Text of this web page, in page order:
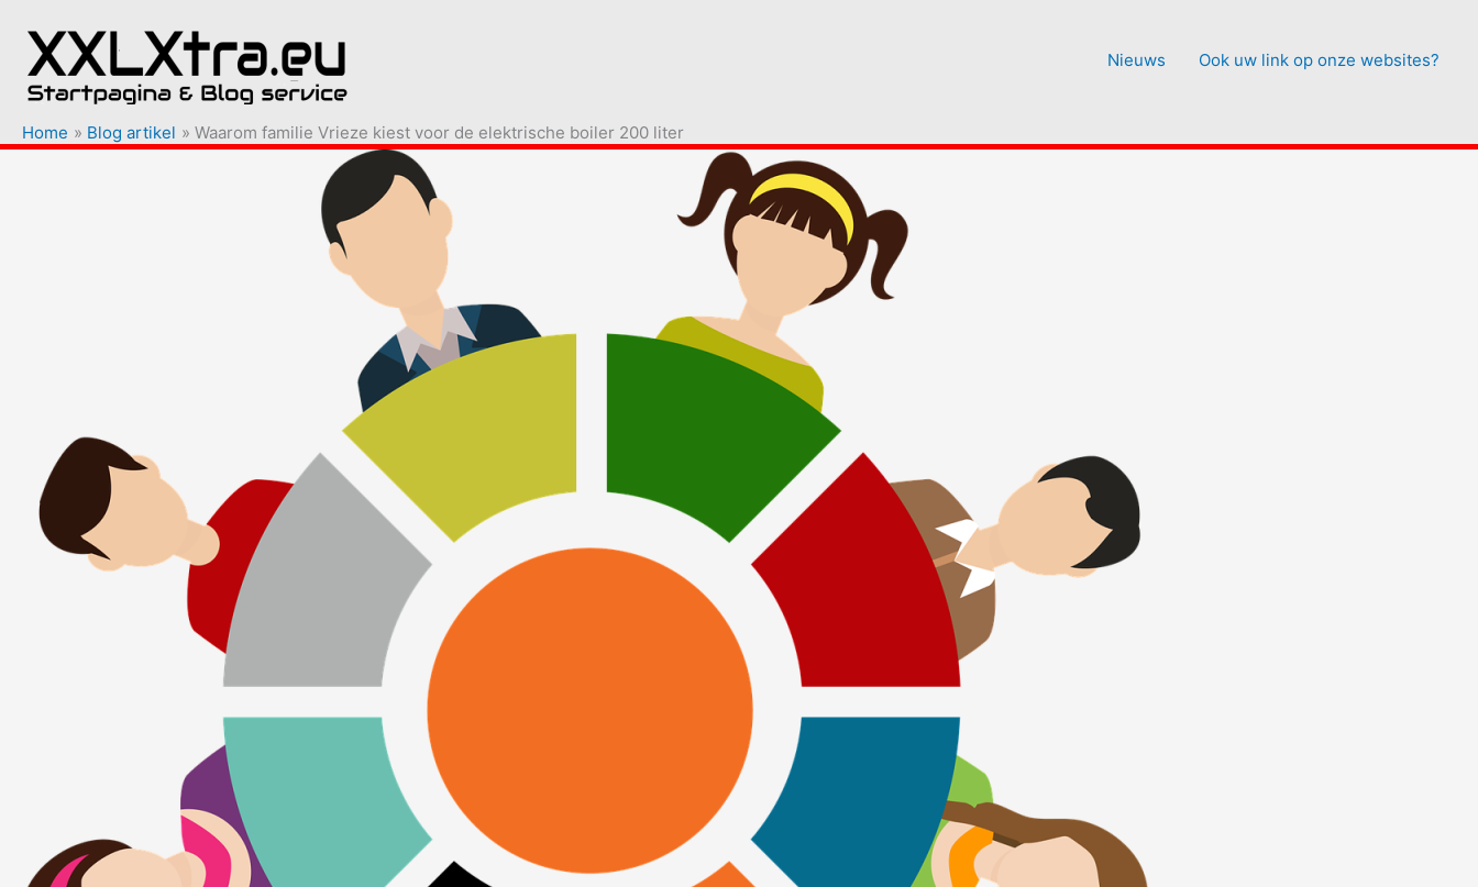
naar
inhoud
Nieuws Ook uw link op onze websites?
Home Blog artikel Waarom familie Vrieze kiest voor de elektrische boiler 200 liter